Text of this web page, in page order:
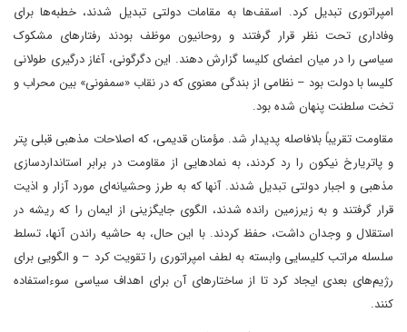
امپراتوری تبدیل کرد. اسقف‌ها به مقامات دولتی تبدیل شدند، خطبه‌ها برای
وفاداری تحت نظر قرار گرفتند و روحانیون موظف بودند رفتارهای مشکوک
سیاسی را در میان اعضای کلیسا گزارش دهند. این دگرگونی، آغاز درگیری طولانی
کلیسا با دولت بود – نظامی از بندگی معنوی که در نقاب «سمفونی» بین محراب و
تخت سلطنت پنهان شده بود.
مقاومت تقریباً بلافاصله پدیدار شد. مؤمنان قدیمی، که اصلاحات مذهبی قبلی پتر
و پاتریارخ نیکون را رد کردند، به نمادهایی از مقاومت در برابر استانداردسازی
مذهبی و اجبار دولتی تبدیل شدند. آنها که به طرز وحشیانه‌ای مورد آزار و اذیت
قرار گرفتند و به زیرزمین رانده شدند، الگوی جایگزینی از ایمان را که ریشه در
استقلال و وجدان داشت، حفظ کردند. با این حال، به حاشیه راندن آنها، تسلط
سلسله مراتب کلیسایی وابسته به لطف امپراتوری را تقویت کرد – و الگویی برای
رژیم‌های بعدی ایجاد کرد تا از ساختارهای آن برای اهداف سیاسی سوءاستفاده
کنند.